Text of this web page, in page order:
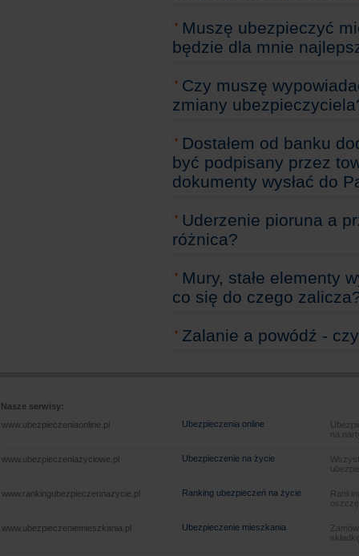
Muszę ubezpieczyć
będzie dla mnie
Czy muszę
zmiany
Dostałem od banku
być podpisany przez
dokumenty wysłać do
Uderzenie pioruna a
różnica?
Mury, stałe elementy
co się do czego
Zalanie a powódź -
Nasze serwisy:
www.ubezpieczeniaonline.pl
Ubezpieczenia online
na
www.ubezpieczeniazyciowe.pl Ubezpieczenie na życie
www.rankingubezpieczennazycie.pl Ranking ubezpieczeń na życie
www.ubezpieczeniemieszkania.pl Ubezpieczenie mieszkania